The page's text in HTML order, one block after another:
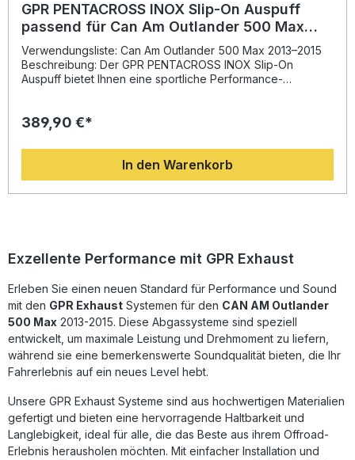
GPR PENTACROSS INOX Slip-On Auspuff
passend für Can Am Outlander 500 Max
2013-2015
Verwendungsliste: Can Am Outlander 500 Max 2013–2015
Beschreibung: Der GPR PENTACROSS INOX Slip-On
Auspuff bietet Ihnen eine sportliche Performance-
Edelstahl (INOX) überzeugt die Anlage mit präziser
Verbesserung von Drehmoment und Leistung. Das
moderne Design unterstreicht die sportliche Linie Ihres
Fahrzeugs, während Sie von einer hörbaren
Soundverbesserung gegenüber der Serienanlage
Fachwerkstattmontage wird empfohlen, um eine optimale
Passform und Leistung sicherzustellen. Der Hersteller
hohe Qualität. Hergestellt in Italien, steht dieser Auspuff für
langlebige Performance und erstklassige Verarbeitung.
Homologierter Slip-On Auspuff mit herausnehmbarem dB-
Killer Spürbare Leistungs- und Drehmomentsteigerung
Hochwertige, leichte Edelstahlkonstruktion Italienisches
Design und präzise Fertigung Plug-and-Play-Montage,
fahrzeugspezifische Halterungen inklusive Lieferumfang:
Fahrzeugspezifische Halterungen Link Pipe
Herausnehmbarer dB-Killer Montagezubehör
389,90 €*
In den Warenkorb
Exzellente Performance mit GPR Exhaust
Erleben Sie einen neuen Standard für Performance und Sound
mit den GPR Exhaust Systemen für den CAN AM Outlander
500 Max 2013-2015. Diese Abgassysteme sind speziell
entwickelt, um maximale Leistung und Drehmoment zu liefern,
während sie eine bemerkenswerte Soundqualität bieten, die Ihr
Fahrerlebnis auf ein neues Level hebt.
Unsere GPR Exhaust Systeme sind aus hochwertigen Materialien
gefertigt und bieten eine hervorragende Haltbarkeit und
Langlebigkeit, ideal für alle, die das Beste aus ihrem Offroad-
Erlebnis herausholen möchten. Mit einfacher Installation und